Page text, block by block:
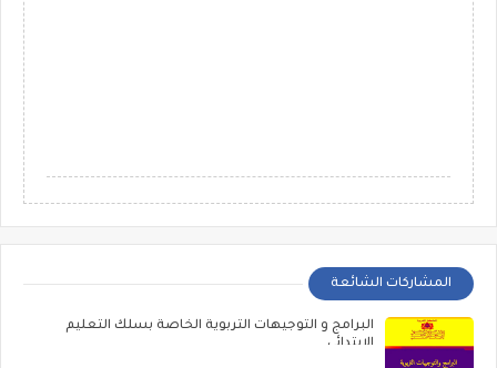
المشاركات الشائعة
البرامج و التوجيهات التربوية الخاصة بسلك التعليم
الابتدائي